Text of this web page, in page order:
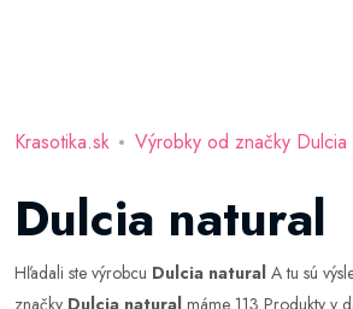
Krasotika.sk Výrobky od značky Dulcia
Dulcia natural
Hľadali ste výrobcu Dulcia natural A tu sú
značky Dulcia natural máme 113 Produkty v